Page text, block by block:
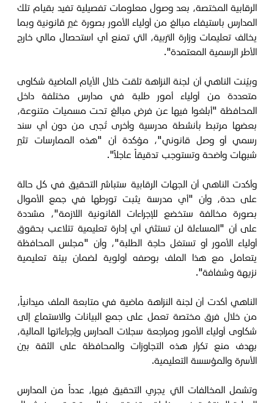
الرقابية المختصة، بعد وصول معلومات تفصيلية تفيد بقيام تلك
المدارس باستيفاء مبالغ من أولياء الأمور بصورة غير قانونية وبما
يخالف تعليمات وزارة التربية، التي تمنع أي استحصال مالي خارج
الأطر الرسمية المعتمدة".
وبيّنت الناهي أن لجنة النزاهة تلقت خلال الأيام الماضية شكاوى
متعددة من أولياء أمور طلبة في مدارس مختلفة داخل
المحافظة "أبلغوا فيها عن فرض مبالغ تحت مسميات متنوعة،
بعضها مرتبط بأنشطة مدرسية وأخرى تُجبى من دون أي سند
رسمي أو وصل قانوني"، مؤكدة أن "هذه الممارسات تثير
شبهات واضحة وتستوجب تدقيقاً عاجلاً".
وأكدت الناهي أن الجهات الرقابية ستباشر التحقيق في كل حالة
على حدة، وأن "أي مدرسة يثبت تورطها في جمع الأموال
بصورة مخالفة ستخضع للإجراءات القانونية اللازمة"، مشددة
على أن "المساءلة لن تستثني أي إدارة تعليمية تتلاعب بحقوق
أولياء الأمور أو تستغل حاجة الطلبة"، وأن "مجلس المحافظة
يتعامل مع هذا الملف بوصفه أولوية لضمان بيئة تعليمية
نزيهة وشفافة".
الناهي أكدت أن لجنة النزاهة ماضية في متابعة الملف ميدانياً،
من خلال فرق مختصة تعمل على جمع البيانات والاستماع إلى
شكاوى أولياء الأمور ومراجعة سجلات المدارس وإجراءاتها المالية،
بهدف منع تكرار هذه التجاوزات والمحافظة على الثقة بين
الأسرة والمؤسسة التعليمية.
وتشمل المخالفات التي يجري التحقيق فيها، عدداً من المدارس